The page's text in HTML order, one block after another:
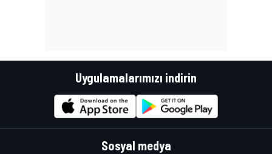
Uygulamalarımızı indirin
Sosyal medya